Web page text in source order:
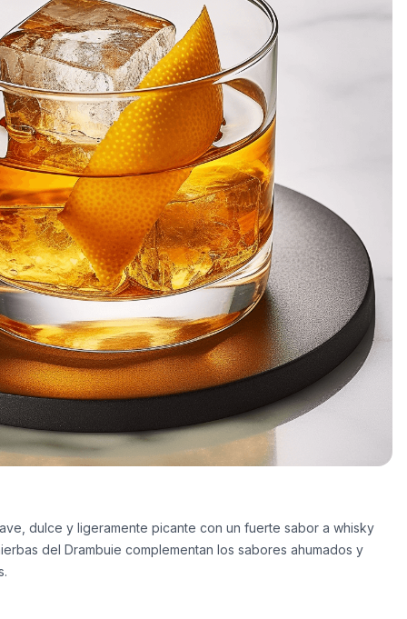
dulce y ligeramente picante con un fuerte sabor a whisky
del Drambuie complementan los sabores ahumados y